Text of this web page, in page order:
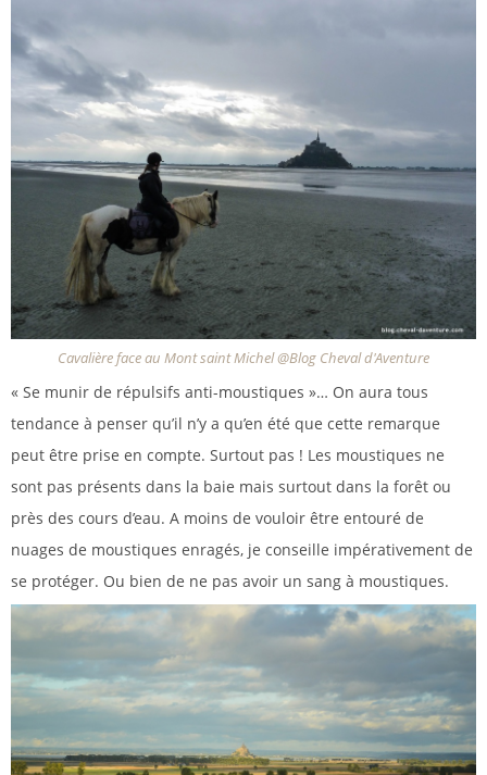
Cavalière face au Mont saint Michel @Blog Cheval d'Aventure
« Se munir de répulsifs anti-moustiques »… On aura tous
tendance à penser qu’il n’y a qu’en été que cette remarque
peut être prise en compte. Surtout pas ! Les moustiques ne
sont pas présents dans la baie mais surtout dans la forêt ou
près des cours d’eau. A moins de vouloir être entouré de
nuages de moustiques enragés, je conseille impérativement de
se protéger. Ou bien de ne pas avoir un sang à moustiques.